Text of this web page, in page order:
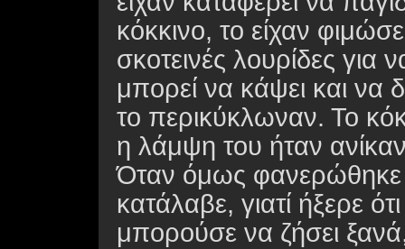
κόκκινο, το είχαν
σκοτεινές λουρίδες για
μπορεί να κάψει και να
το περικύκλωναν. Το
η λάμψη του ήταν
Όταν όμως φανερώθηκε
κατάλαβε, γιατί ήξερε
μπορούσε να ζήσει